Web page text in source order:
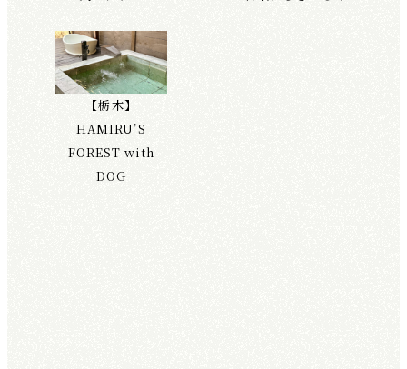
【栃木】
HAMIRU’S
FOREST with
DOG